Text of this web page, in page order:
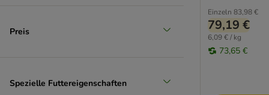
% Sparpakete Trockenfutter
Preis
Spezielle Futtereigenschaften
Einzeln 83,98 €
79,19 €
6,09 € / kg
73,65 €